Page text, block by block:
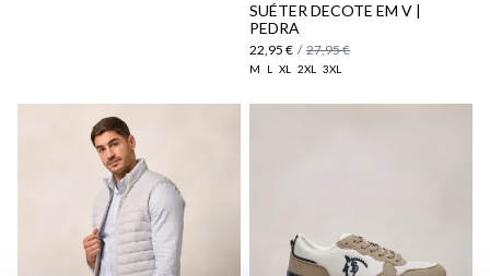
SUÉTER DECOTE EM V |
PEDRA
22,95 € / 27,95 €
M L XL 2XL 3XL